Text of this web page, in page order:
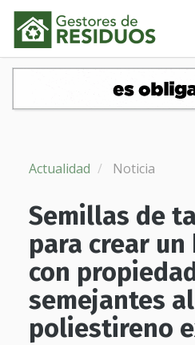
Actualidad Noticia
Semillas de
para crear
con
semejantes al
poliestireno